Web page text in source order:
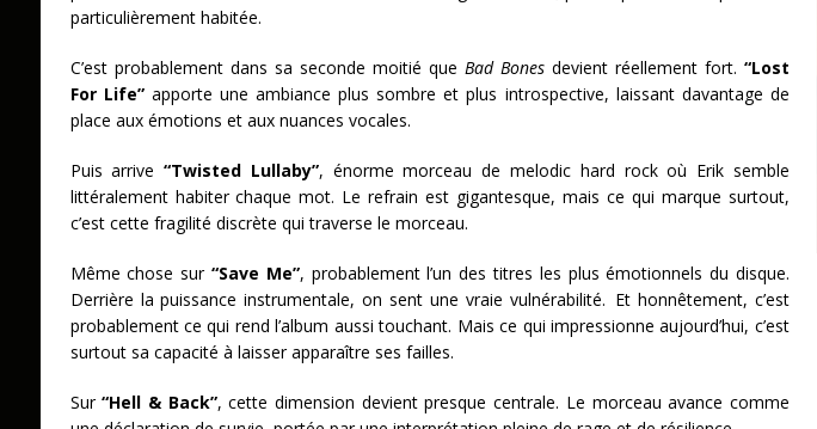
particulièrement habitée.
C’est probablement dans sa seconde moitié que Bad Bonesdevient réellement fort. “Lost
For Life”apporte une ambiance plus sombre et plus introspective, laissant davantage de
place aux émotions et aux nuances vocales.
Puis arrive“Twisted Lullaby”, énorme morceau de melodic hard rock où Erik semble
littéralement habiter chaque mot. Le refrain est gigantesque, mais ce qui marque surtout,
c’est cette fragilité discrète qui traverse le morceau.
Même chose sur “Save Me”, probablement l’un des titres les plus émotionnels du disque.
Derrière la puissance instrumentale, on sent une vraie vulnérabilité. Et honnêtement, c’est
probablement ce qui rend l’album aussi touchant. Mais ce qui impressionne aujourd’hui, c’est
surtout sa capacité à laisser apparaître ses failles.
Sur“Hell & Back”, cette dimension devient presque centrale. Le morceau avance comme